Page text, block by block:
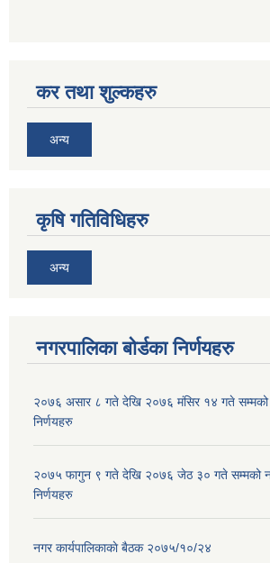
कर तथा शुल्कहरु
अन्य
कृषि गतिविधिहरु
अन्य
नगरपालिका बोर्डका निर्णयहरु
२०७६ असार ८ गते देखि २०७६ मंसिर १४ गते सम्मको
निर्णयहरु
२०७५ फागुन ९ गते देखि २०७६ जेठ ३० गते सम्मको
निर्णयहरु
नगर कार्यपालिकाकाे बैठक २०७५/१०/२४